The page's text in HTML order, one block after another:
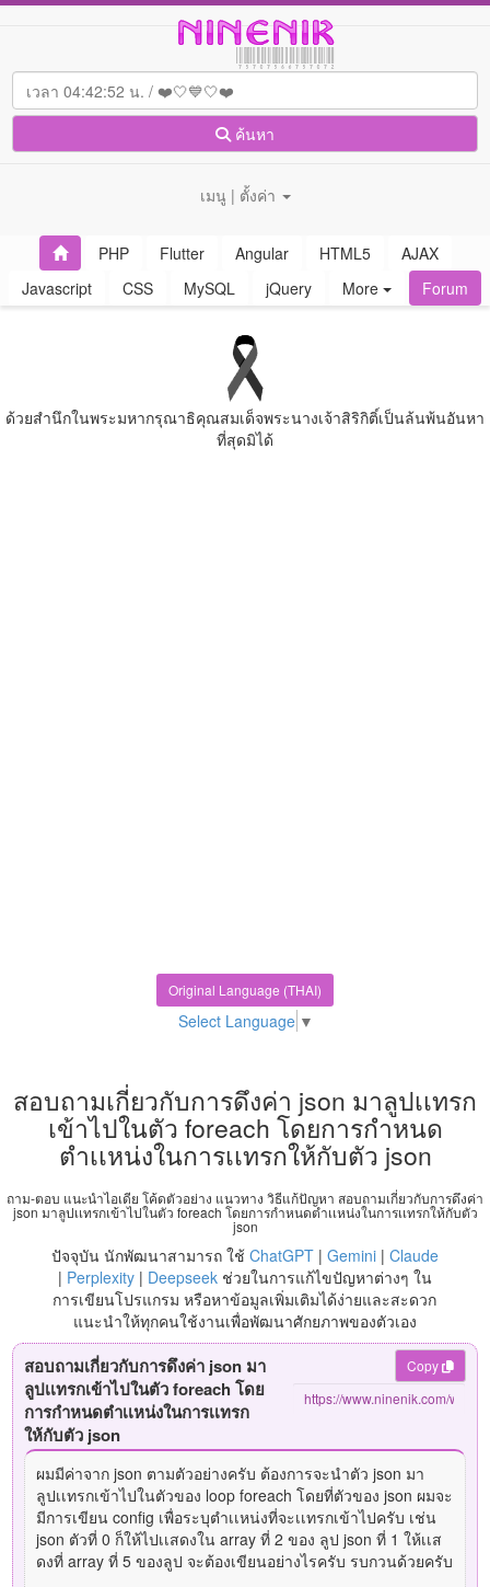
ค้นหา
เมนู | ตั้งค่า
PHP Flutter Angular HTML5
AJAX
Javascript
CSS MySQL jQuery More Forum
ด้วยสํานึกในพระมหากรุณาธิคุณสมเด็จพระนางเจ้าสิริกิติ์เป็นล้นพ้นอันหา
ที่สุดมิได้
Original Language (THAI)
Select Language ▼
สอบถามเกี่ยวกับการดึงค่า json มาลูปเเทรก
เข้าไปในตัว foreach โดยการกำหนด
ตำเเหน่งในการเเทรกให้กับตัว json
ถาม-ตอบ แนะนำไอเดีย โค้ดตัวอย่าง แนวทาง วิธีแก้ปัญหา สอบถามเกี่ยวกับการดึงค่า
json มาลูปเเทรกเข้าไปในตัว foreach โดยการกำหนดตำเเหน่งในการเเทรกให้กับตัว
json
ปัจจุบัน นักพัฒนาสามารถ ใช้ ChatGPT| Gemini| Claude
| Perplexity| Deepseekช่วยในการแก้ไขปัญหาต่างๆ ใน
การเขียนโปรแกรม หรือหาข้อมูลเพิ่มเติมได้ง่ายและสะดวก
แนะนำให้ทุกคนใช้งานเพื่อพัฒนาศักยภาพของตัวเอง
สอบถามเกี่ยวกับการดึงค่า json มา
ลูปเเทรกเข้าไปในตัว foreach โดย
การกำหนดตำเเหน่งในการเเทรก
ให้กับตัว json
Copy
ผมมีค่าจาก json ตามตัวอย่างครับ ต้องการจะนำตัว json มา
ลูปเเทรกเข้าไปในตัวของ loop foreach โดยที่ตัวของ json ผมจะ
มีการเขียน config เพื่อระบุตำเเหน่งที่จะเเทรกเข้าไปครับ เช่น
json ตัวที่ 0 ก็ให้ไปเเสดงใน array ที่ 2 ของ ลูป json ที่ 1 ให้เเส
ดงที่ array ที่ 5 ของลูป จะต้องเขียนอย่างไรครับ รบกวนด้วยครับ